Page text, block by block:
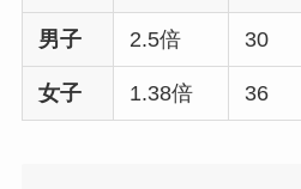
男子 2.5倍 30
女子 1.38倍 36